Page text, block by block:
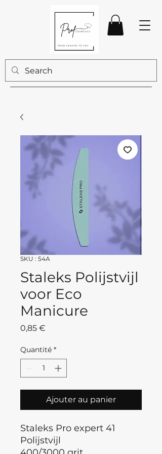
SKU : 54A
Staleks Polijstvijl
voor Eco
Manicure
0,85 €
Quantité *
Ajouter au panier
Staleks Pro expert 41
Polijstvijl